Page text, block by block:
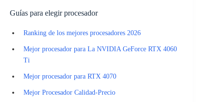
Guías para elegir procesador
Ranking de los mejores procesadores 2026
Mejor procesador para La NVIDIA GeForce RTX 4060
Ti
Mejor procesador para RTX 4070
Mejor Procesador Calidad-Precio